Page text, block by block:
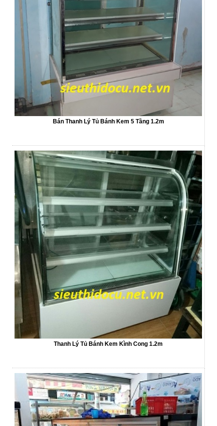
Bán Thanh Lý Tủ Bánh Kem 5 Tầng 1.2m
Thanh Lý Tủ Bánh Kem Kình Cong 1.2m